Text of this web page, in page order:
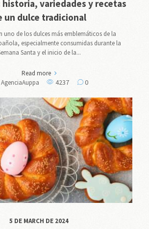
historia, variedades y recetas
un dulce tradicional
uno de los dulces más emblemáticos de la
especialmente consumidas durante la
Santa y el inicio de la...
Read more
AgenciaAuppa
4237 0
5 DE MARCH DE 2024